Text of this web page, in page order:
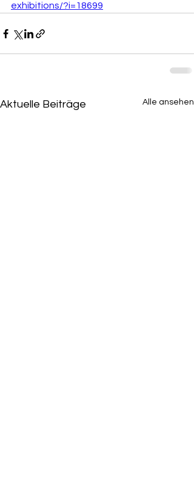
exhibitions/?i=18699
Aktuelle Beiträge Alle ansehen